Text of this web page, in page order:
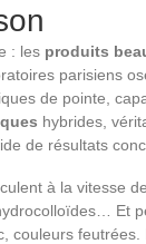
: les produits
parisiens
de pointe,
hybrides,
de résultats
à la vitesse
Et
couleurs